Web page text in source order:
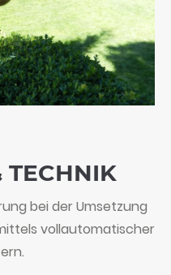
TECHNIK
bei der Umsetzung
vollautomatischer